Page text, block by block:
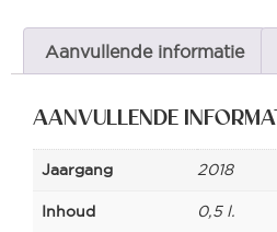
Aanvullende informatie
AANVULLENDE
Jaargang 2018
Inhoud 0,5 l.